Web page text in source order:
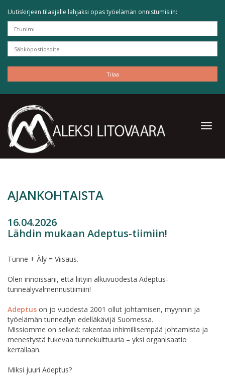
Uutiskirjeen tilaajalle lahjaksi opas työelämän onnistumisiin:
AJANKOHTAISTA
16.04.2026
Lähdin mukaan Adeptus-tiimiin!
Tunne + Äly = Viisaus.
Olen innoissani, että liityin alkuvuodesta Adeptus-
tunneälyvalmennustiimiin!
Adeptus on jo vuodesta 2001 ollut johtamisen, myynnin ja
työelämän tunneälyn edelläkävijä Suomessa.
Missiomme on selkeä: rakentaa inhimillisempää johtamista ja
menestystä tukevaa tunnekulttuuria – yksi organisaatio
kerrallaan.
Miksi juuri Adeptus?